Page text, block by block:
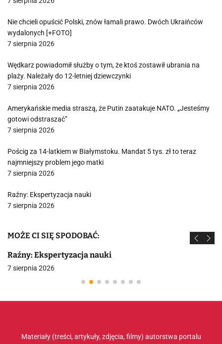
Nie chcieli opuścić Polski, znów łamali prawo. Dwóch Ukraińców
wydalonych [+FOTO]
7 sierpnia 2026
Wędkarz powiadomił służby o tym, że ktoś zostawił ubrania na
plaży. Należały do 12-letniej dziewczynki
7 sierpnia 2026
Amerykańskie media straszą, że Putin zaatakuje NATO. „Jesteśmy
gotowi odstraszać”
7 sierpnia 2026
Pościg za 14-latkiem w Białymstoku. Mandat 5 tys. zł to teraz
najmniejszy problem jego matki
7 sierpnia 2026
Raźny: Ekspertyzacja nauki
7 sierpnia 2026
MOŻE CI SIĘ SPODOBAĆ:
Raźny: Ekspertyzacja nauki
7 sierpnia 2026
Materiały (treści, artykuły, zdjęcia, filmy) autorstwa portalu